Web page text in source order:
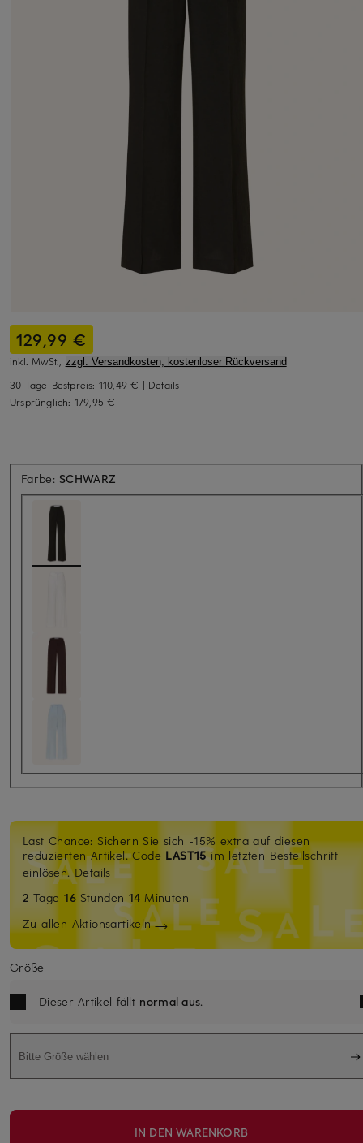
129,99 €
inkl. MwSt., zzgl. Versandkosten, kostenloser Rückversand
30-Tage-Bestpreis: 110,49 € | Details
Ursprünglich: 179,95 €
Farbe: SCHWARZ
Last Chance: Sichern Sie sich -15% extra auf diesen
reduzierten Artikel. Code LAST15im letzten Bestellschritt
einlösen.Details
2 Tage16 Stunden 14 Minuten
Zu allen Aktionsartikeln
Größe
Dieser Artikel fällt normal aus.
Bitte Größe wählen
IN DEN WARENKORB